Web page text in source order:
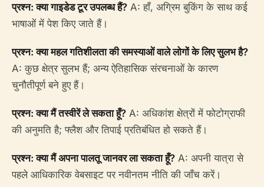
प्रश्न: क्या गाइडेड टूर उपलब्ध हैं? A: हाँ, अग्रिम बुकिंग के साथ कई
भाषाओं में पेश किए जाते हैं।
प्रश्न: क्या महल गतिशीलता की समस्याओं वाले लोगों के लिए सुलभ है?
A: कुछ क्षेत्र सुलभ हैं; अन्य ऐतिहासिक संरचनाओं के कारण
चुनौतीपूर्ण बने हुए हैं।
प्रश्न: क्या मैं तस्वीरें ले सकता हूँ? A: अधिकांश क्षेत्रों में फोटोग्राफी
की अनुमति है; फ्लैश और तिपाई प्रतिबंधित हो सकते हैं।
प्रश्न: क्या मैं अपना पालतू जानवर ला सकता हूँ? A: अपनी यात्रा से
पहले आधिकारिक वेबसाइट पर नवीनतम नीति की जाँच करें।